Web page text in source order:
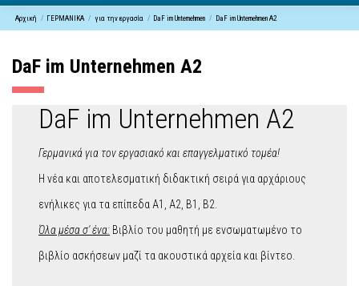
Αρχική ΓΕΡΜΑΝΙΚΑ για την εργασία DaF im Unternehmen DaF im Unternehmen A2
DaF im Unternehmen A2
DaF im Unternehmen A2
Γερμανικά για τον εργασιακό και επαγγελματικό τομέα!
Η νέα και αποτελεσματική διδακτική σειρά για αρχάριους
ενήλικες για τα επίπεδα Α1, Α2, Β1, Β2.
Όλα μέσα σ' ένα: Βιβλίο του μαθητή με ενσωματωμένο το
βιβλίο ασκήσεων μαζί τα ακουστικά αρχεία και βίντεο.